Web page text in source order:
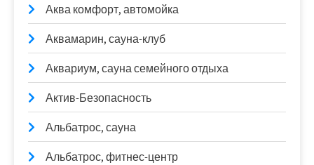
Аква комфорт, автомойка
Аквамарин, сауна-клуб
Аквариум, сауна семейного отдыха
Актив-Безопасность
Альбатрос, сауна
Альбатрос, фитнес-центр